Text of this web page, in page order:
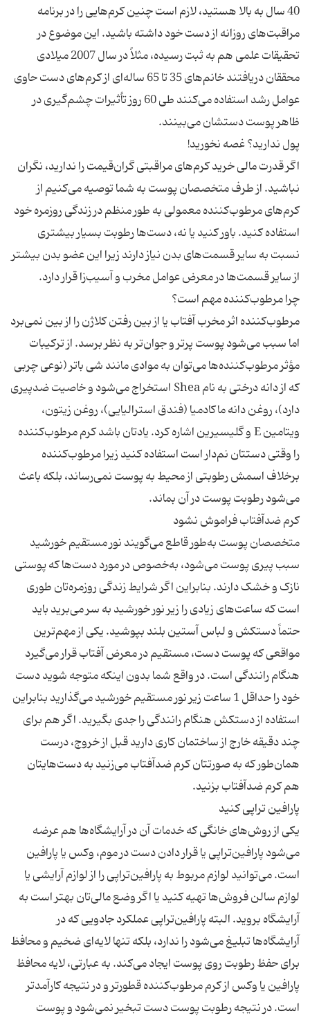
40 سال به بالا هستید، لازم است چنین کرم‌هایی را در برنامه
مراقبت‌های روزانه از دست خود داشته باشید. این موضوع در
تحقیقات علمی هم به ثبت رسیده، مثلاً در سال 2007 میلادی
محققان دریافتند خانم‌های 35 تا 65 ساله‌ای از کرم‌های دست حاوی
عوامل رشد استفاده می‌کنند طی 60 روز تأثیرات چشم‌گیری در
اگر قدرت مالی خرید کرم‌های مراقبتی گران‌قیمت را ندارید، نگران
نباشید. از طرف متخصصان پوست به شما توصیه می‌کنیم از
کرم‌های مرطوب‌کننده معمولی به طور منظم در زندگی روزمره خود
استفاده کنید. باور کنید یا نه، دست‌ها رطوبت بسیار بیشتری
نسبت به سایر قسمت‌های بدن نیاز دارند زیرا این عضو بدن بیشتر
مرطوب‌کننده اثر مخرب آفتاب یا از بین رفتن کلاژن را از بین نمی‌برد
اما سبب می‌شود پوست پرتر و جوان‌تر به نظر برسد. از ترکیبات
مؤثر مرطوب‌کننده‌ها می‌توان به موادی مانند شی باتر (نوعی چربی
که از دانه درختی به نام Shea استخراج می‌شود و خاصیت ضدپیری
دارد)، روغن دانه ماکادمیا (فندق استرالیایی)، روغن زیتون،
ویتامین E و گلیسیرین اشاره کرد. یادتان باشد کرم مرطوب‌کننده
را وقتی دستتان نم‌دار است استفاده کنید زیرا مرطوب‌کننده
برخلاف اسمش رطوبتی از محیط به پوست نمی‌رساند، بلکه باعث
متخصصان پوست به‌طور قاطع می‌گویند نور مستقیم خورشید
سبب پیری پوست می‌شود، به‌خصوص در مورد دست‌ها که پوستی
نازک و خشک دارند. بنابراین اگر شرایط زندگی روزمره‌تان طوری
است که ساعت‌های زیادی را زیر نور خورشید به سر می‌برید باید
حتماً دستکش و لباس آستین بلند بپوشید. یکی از مهم‌ترین
مواقعی که پوست دست، مستقیم در معرض آفتاب قرار می‌گیرد
هنگام رانندگی است. در واقع شما بدون اینکه متوجه شوید دست
خود را حداقل 1 ساعت زیر نور مستقیم خورشید می‌گذارید بنابراین
استفاده از دستکش هنگام رانندگی را جدی بگیرید. اگر هم برای
چند دقیقه خارج از ساختمان کاری دارید قبل از خروج، درست
همان‌طور که به صورتتان کرم ضدآفتاب می‌زنید به دست‌هایتان
یکی از روش‌های خانگی که خدمات آن در آرایشگاه‌ها هم عرضه
می‌شود پارافین‌تراپی یا قرار دادن دست در موم، وکس یا پارافین
است. می‌توانید لوازم مربوط به پارافین‌تراپی را از لوازم آرایشی یا
لوازم سالن فروش‌ها تهیه کنید یا اگر وضع مالی‌تان بهتر است به
آرایشگاه بروید. البته پارافین‌تراپی عملکرد جادویی که در
آرایشگاه‌ها تبلیغ می‌شود را ندارد، بلکه تنها لایه‌ای ضخیم و محافظ
برای حفظ رطوبت روی پوست ایجاد می‌کند. به عبارتی، لایه محافظ
پارافین یا وکس از کرم مرطوب‌کننده قطورتر و در نتیجه کارآمدتر
است. در نتیجه رطوبت پوست دست تبخیر نمی‌شود و پوست